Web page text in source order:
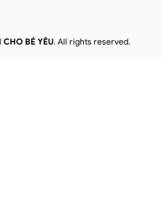
BÉ YÊU. All rights reserved.